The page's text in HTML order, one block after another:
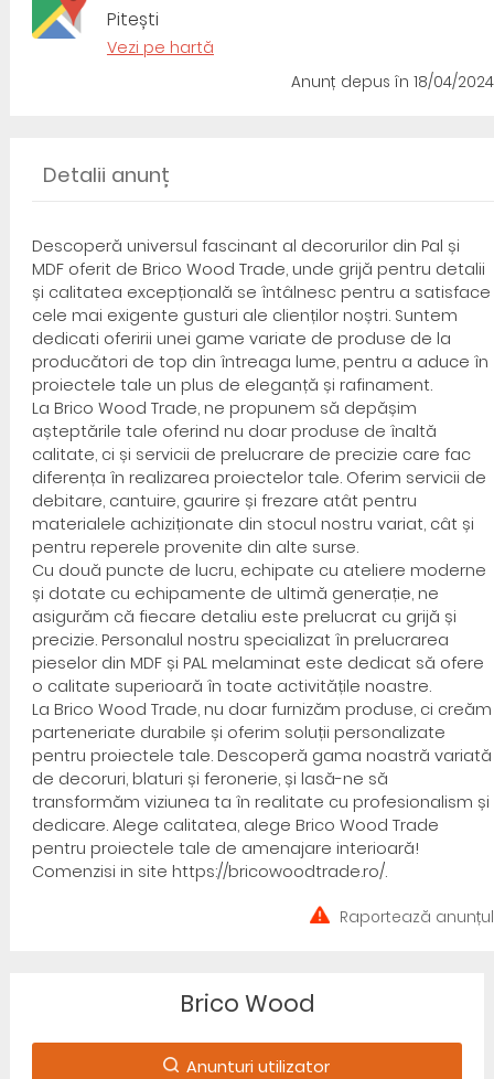
Pitești
Vezi pe hartă
Anunț depus în 18/04/2024
Detalii anunț
Descoperă universul fascinant al decorurilor din Pal și
MDF oferit de Brico Wood Trade, unde grijă pentru detalii
și calitatea excepțională se întâlnesc pentru a satisface
cele mai exigente gusturi ale clienților noștri. Suntem
dedicati oferirii unei game variate de produse de la
producători de top din întreaga lume, pentru a aduce în
proiectele tale un plus de eleganță și rafinament.
La Brico Wood Trade, ne propunem să depășim
așteptările tale oferind nu doar produse de înaltă
calitate, ci și servicii de prelucrare de precizie care fac
diferența în realizarea proiectelor tale. Oferim servicii de
debitare, cantuire, gaurire și frezare atât pentru
materialele achiziționate din stocul nostru variat, cât și
pentru reperele provenite din alte surse.
Cu două puncte de lucru, echipate cu ateliere moderne
și dotate cu echipamente de ultimă generație, ne
asigurăm că fiecare detaliu este prelucrat cu grijă și
precizie. Personalul nostru specializat în prelucrarea
pieselor din MDF și PAL melaminat este dedicat să ofere
o calitate superioară în toate activitățile noastre.
La Brico Wood Trade, nu doar furnizăm produse, ci creăm
parteneriate durabile și oferim soluții personalizate
pentru proiectele tale. Descoperă gama noastră variată
de decoruri, blaturi și feronerie, și lasă-ne să
transformăm viziunea ta în realitate cu profesionalism și
dedicare. Alege calitatea, alege Brico Wood Trade
pentru proiectele tale de amenajare interioară!
Comenzisi in site https://bricowoodtrade.ro/.
Raportează anunțul
Brico Wood
Anunturi utilizator